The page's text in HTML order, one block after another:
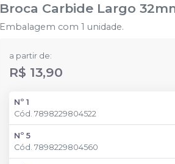
Broca Carbide Largo
Embalagem com 1 unidade.
a partir de:
R$ 13,90
Nº 1
Cód.7898229804522
Nº 5
Cód.7898229804560